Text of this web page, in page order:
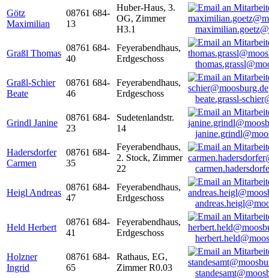
Götz
Maximilian
08761 684-
13
Huber-Haus, 3.
OG, Zimmer
H3.1
Graßl Thomas
08761 684-
40
Feyerabendhaus,
Erdgeschoss
Graßl-Schier
Beate
08761 684-
46
Feyerabendhaus,
Erdgeschoss
beate.grassl-
Grindl Janine
08761 684-
23
Sudetenlandstr.
14
Hadersdorfer
Carmen
08761 684-
35
Feyerabendhaus,
2. Stock, Zimmer
22
Heigl Andreas
08761 684-
47
Feyerabendhaus,
Erdgeschoss
Held Herbert
08761 684-
41
Feyerabendhaus,
Erdgeschoss
Holzner
Ingrid
08761 684-
65
Rathaus, EG,
Zimmer R0.03